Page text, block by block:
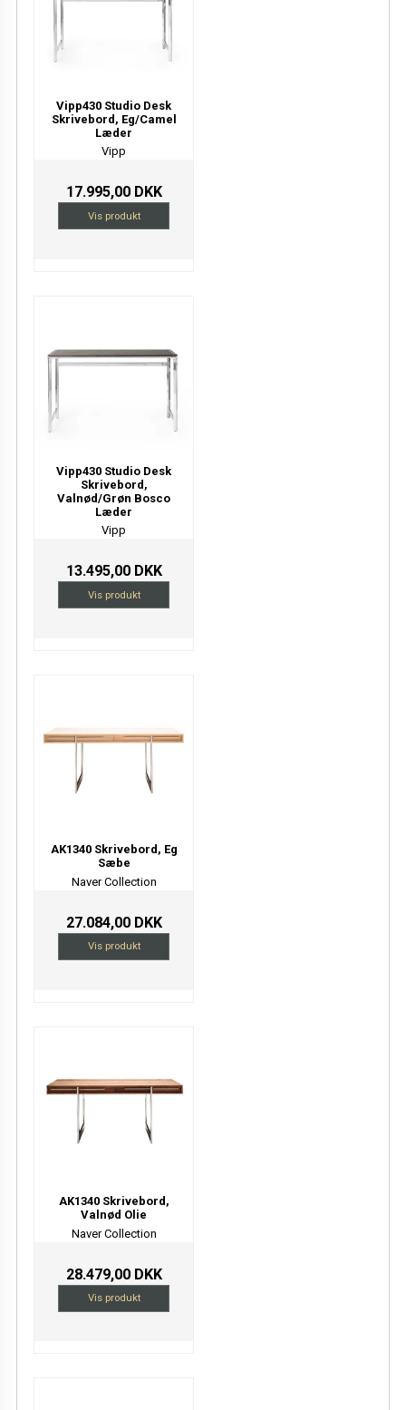
Vipp430 Studio Desk
Skrivebord, Eg/Camel
Læder
Vipp
17.995,00 DKK
Vis produkt
Vipp430 Studio Desk
Skrivebord,
Valnød/Grøn Bosco
Læder
Vipp
13.495,00 DKK
Vis produkt
AK1340 Skrivebord, Eg
Sæbe
Naver Collection
27.084,00 DKK
Vis produkt
AK1340 Skrivebord,
Valnød Olie
Naver Collection
28.479,00 DKK
Vis produkt